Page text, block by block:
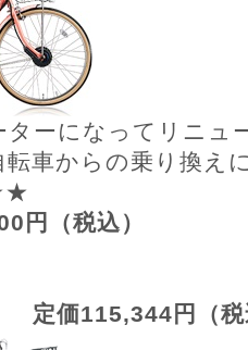
ターになってリニュ
転車からの乗り換え
円（税込）
価115,344円（税